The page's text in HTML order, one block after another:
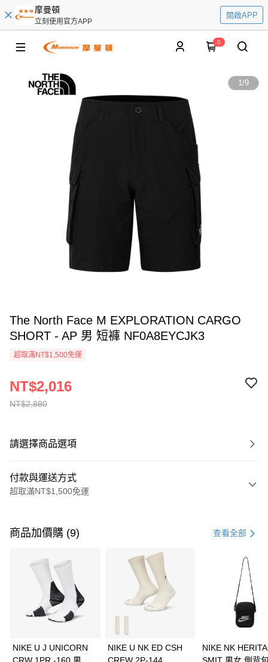
摩曼頓
立刻使用官方APP
開啟APP
0
1/9
The North Face M EXPLORATION CARGO
SHORT - AP 男 短褲 NF0A8EYCJK3
超取滿NT$1,500免運
NT$2,880
NT$2,016
請選擇商品選項
付款與運送方式
超取滿NT$1,500免運
信用卡一次付款
3 期 0 利率 每期 21家銀行
合作金庫商業銀行
第一商業銀行
華南商業銀行
彰化商業銀行
上海商業儲蓄銀行
Apple Pay
商品加價購 (9) 查看全部
NIKE U J UNICORN
CRW 1PR -160 男女
NIKE U NK ED CSH
CREW 2P-144
NIKE NK
SMIT 男女 側背